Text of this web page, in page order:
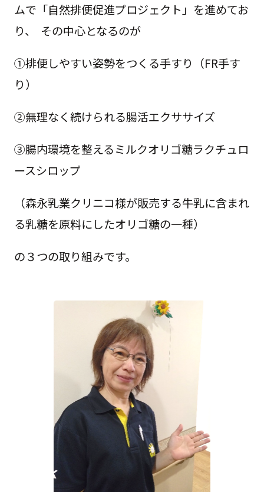
ムで「自然排便促進プロジェクト」を進めてお
り、 その中心となるのが
①排便しやすい姿勢をつくる手すり（FR手す
り）
②無理なく続けられる腸活エクササイズ
③腸内環境を整えるミルクオリゴ糖ラクチュロ
ースシロップ
（森永乳業クリニコ様が販売する牛乳に含まれ
る乳糖を原料にしたオリゴ糖の一種）
の３つの取り組みです。